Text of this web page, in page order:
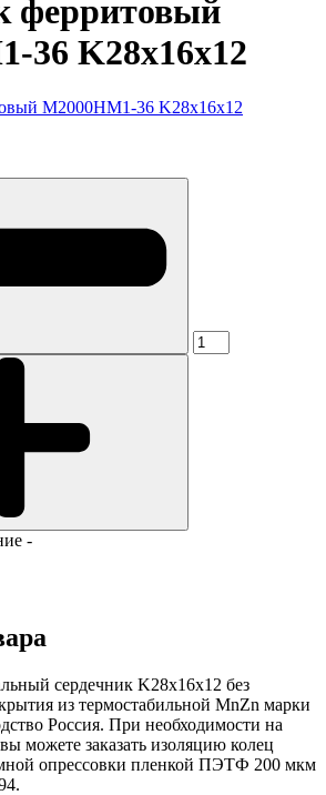
ферритовый
36 K28x16х12
-
сердечник K28x16х12 без
из термостабильной MnZn марки
Россия. При необходимости на
можете заказать изоляцию колец
опрессовки пленкой ПЭТФ 200 мкм